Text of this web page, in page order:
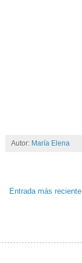
Autor: María Elena
Entrada más reciente